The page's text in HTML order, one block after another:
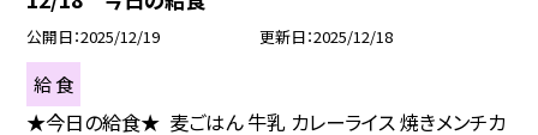
公開日 2025/12/19 更新日 2025/12/18
給 食
★今日の給食★ 麦ごはん 牛乳 カレーライス 焼きメンチカ